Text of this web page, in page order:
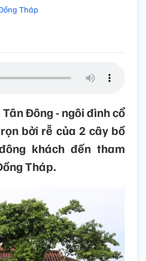
Tháp
Đông - ngôi đình cổ
bởi rễ của 2 cây bồ
khách đến tham
Tháp.